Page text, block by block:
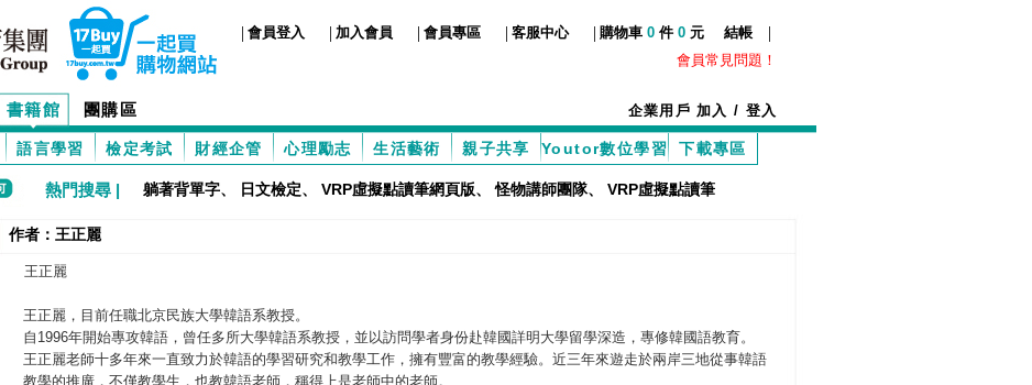
| 會員登入 | 加入會員 | 會員專區 | 客服中心 | 購物車 0 件 0 元 結帳 |
會員常見問題！
書籍館 團購區 企業用戶加入 / 登入
語言學習 檢定考試 財經企管 心理勵志 生活藝術 親子共享 Youtor數位學習 下載專區
熱門搜尋 | 躺著背單字、 日文檢定、 VRP虛擬點讀筆網頁版、怪物講師團隊、 VRP虛擬點讀筆
作者：王正麗
王正麗
王正麗，目前任職北京民族大學韓語系教授。
自1996年開始專攻韓語，曾任多所大學韓語系教授，並以訪問學者身份赴韓國詳明大學留學深造，專修韓國語教育。
王正麗老師十多年來一直致力於韓語的學習研究和教學工作，擁有豐富的教學經驗。近三年來遊走於兩岸三地從事韓語
教學的推廣，不僅教學生，也教韓語老師，稱得上是老師中的老師。